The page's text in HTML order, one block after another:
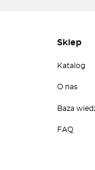
Sklep
Katalog
O nas
Baza
FAQ